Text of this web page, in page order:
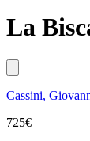
La
Cassini,
725€